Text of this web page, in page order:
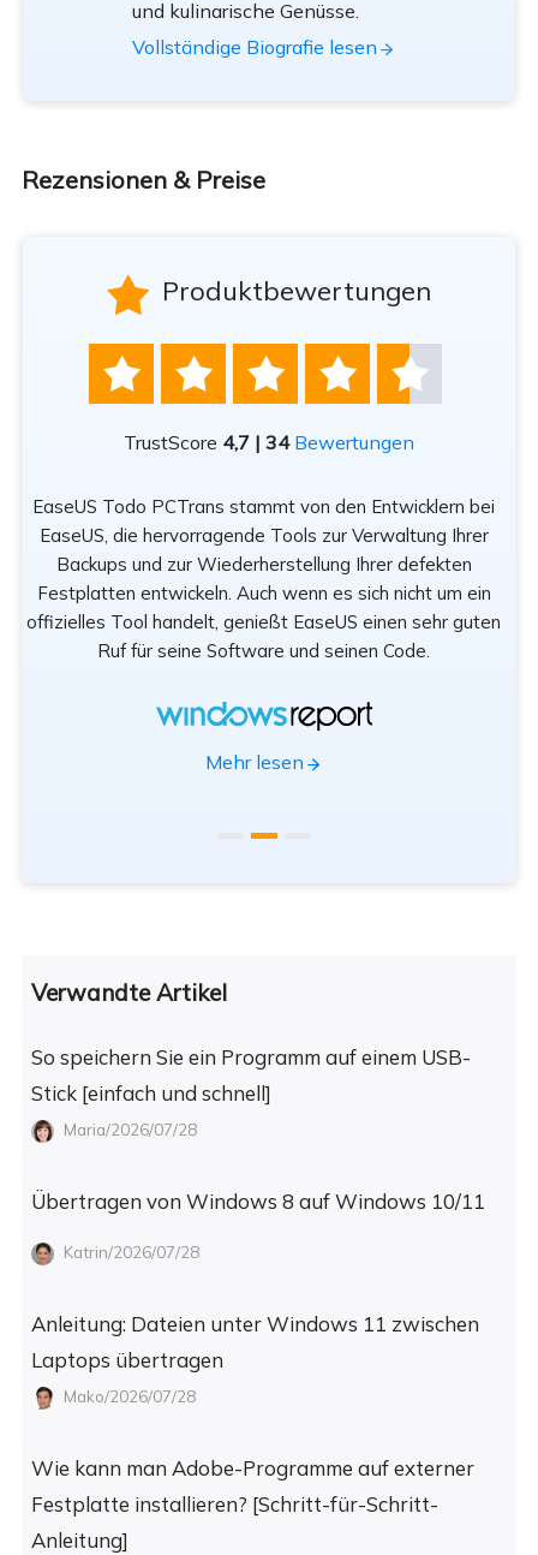
und kulinarische Genüsse.
Vollständige Biografie lesen
Rezensionen & Preise
 Produktbewertungen
    
TrustScore 4,7 | 34 Bewertungen
EaseUS Todo PCTrans stammt von den Entwicklern bei
EaseUS, die hervorragende Tools zur Verwaltung Ihrer
Backups und zur Wiederherstellung Ihrer defekten
Festplatten entwickeln. Auch wenn es sich nicht um ein
offizielles Tool handelt, genießt EaseUS einen sehr guten
Ruf für seine Software und seinen Code.
Mehr lesen
Verwandte Artikel
So speichern Sie ein Programm auf einem USB-
Stick [einfach und schnell]
Maria/2026/07/28
Übertragen von Windows 8 auf Windows 10/11
Katrin/2026/07/28
Anleitung: Dateien unter Windows 11 zwischen
Laptops übertragen
Mako/2026/07/28
Wie kann man Adobe-Programme auf externer
Festplatte installieren? [Schritt-für-Schritt-
Anleitung]